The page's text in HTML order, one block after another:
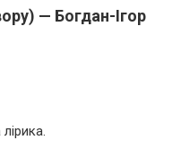
— Богдан-Ігор